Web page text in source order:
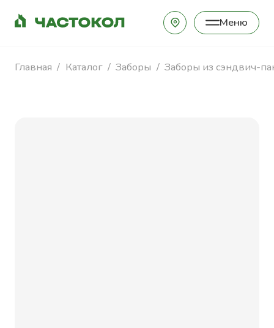
Меню
Закрыть
Главная Каталог Заборы Заборы из сэндвич-